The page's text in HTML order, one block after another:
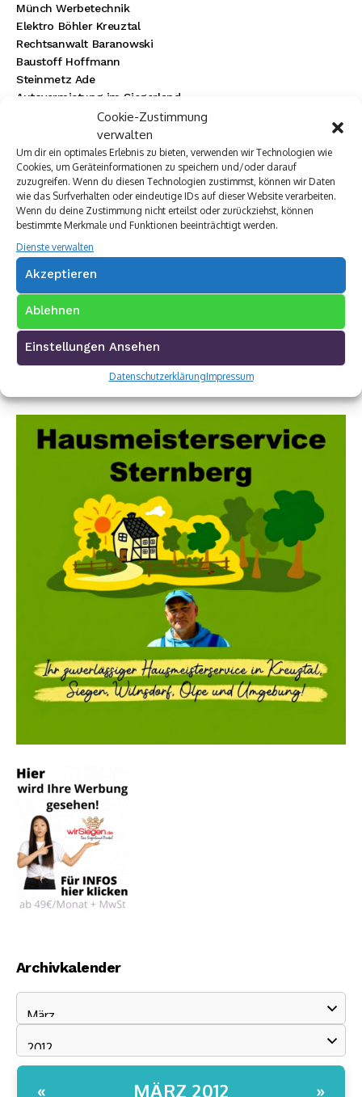
Cookie-Zustimmung
verwalten
Um dir ein optimales Erlebnis zu bieten, verwenden wir Technologien wie
Cookies, um Geräteinformationen zu speichern und/oder darauf
zuzugreifen. Wenn du diesen Technologien zustimmst, können wir Daten
wie das Surfverhalten oder eindeutige IDs auf dieser Website verarbeiten.
Wenn du deine Zustimmung nicht erteilst oder zurückziehst, können
bestimmte Merkmale und Funktionen beeinträchtigt werden.
Dienste verwalten
Akzeptieren
Ablehnen
Einstellungen Ansehen
DatenschutzerklärungImpressum
Münch Werbetechnik
Elektro Böhler Kreuztal
Rechtsanwalt Baranowski
Baustoff Hoffmann
Steinmetz Ade
Autovermietung im Siegerland
TUI Reisecenter Kreuztal
Regionale Online Werbung
Autohaus Menn
Ristorante La Calabria
Rainbow Sanierung Siegen
Dornbach Spezialabbruch GmbH
Archivkalender
« MÄRZ 2012 »